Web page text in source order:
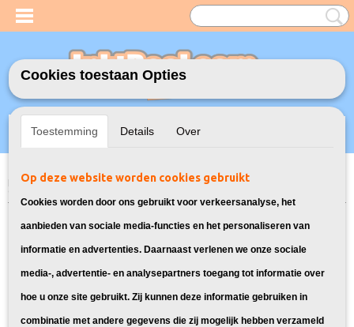
Inloggen Registreren
UW WINKELWAGEN
Home>Model Printer>PG-510/CL-511 Inkt cartridges voor Canon
Bekijk hier alle inktpatronen voor de
Canon Pixma MX360:
Cookies toestaan Opties
Toestemming Details Over
Op deze website worden cookies gebruikt
Cookies worden door ons gebruikt voor verkeersanalyse, het
aanbieden van sociale media-functies en het personaliseren van
informatie en advertenties. Daarnaast verlenen we onze sociale
media-, advertentie- en analysepartners toegang tot informatie over
hoe u onze site gebruikt. Zij kunnen deze informatie gebruiken in
combinatie met andere gegevens die zij mogelijk hebben verzameld